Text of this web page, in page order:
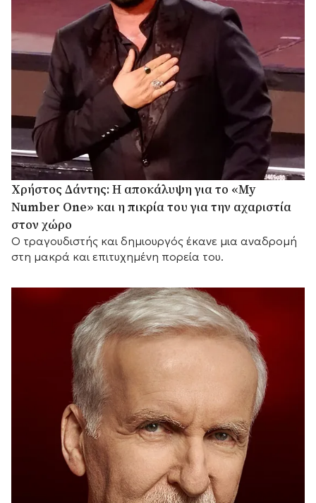
Χρήστος Δάντης: Η αποκάλυψη για το «My
Number One» και η πικρία του για την αχαριστία
στον χώρο
Ο τραγουδιστής και δημιουργός έκανε μια αναδρομή
στη μακρά και επιτυχημένη πορεία του.